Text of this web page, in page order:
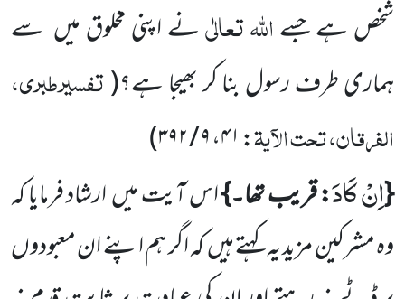
شخص ہے جسےاللہتعالٰینے اپنی مخلوق میں سے
ہماری طرف رسول بنا کر بھیجا ہے؟(تفسیرطبری،
الفرقان، تحت الآیۃ:۴۱،۹ / ۳۹۲
)
{اِنْ كَادَ: قریب تھا۔}اس آیت میںارشاد فرمایا کہ
وہ مشرکین مزید یہ کہتے ہیںکہ اگر ہم اپنے ان معبودوں